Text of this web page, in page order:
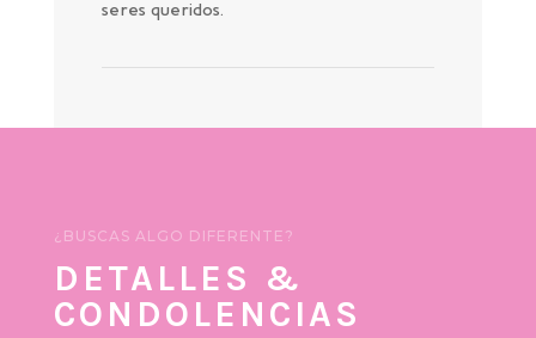
seres queridos.
¿BUSCAS ALGO DIFERENTE?
DETALLES &
CONDOLENCIAS